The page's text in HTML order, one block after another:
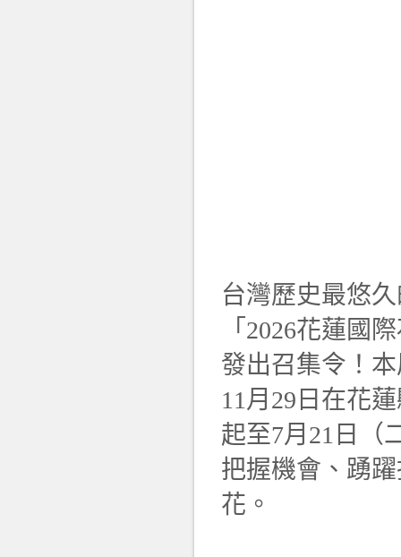
台灣歷史最悠
「2026花蓮國
發出召集令！
11月29日在花
起至7月21日（
把握機會、踴
花。